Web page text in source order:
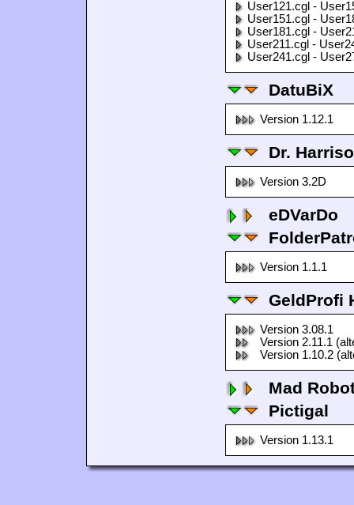
User121.cgl -
User151.cgl -
User181.cgl -
User211.cgl -
User241.cgl -
DatuBiX
Version 1.12.1
Dr.
Version 3.2D
eDVarDo
Version 1.1.1
GeldProfi
Version 3.08.1
Version 2.11.1
Version 1.10.2
Mad
Pictigal
Version 1.13.1